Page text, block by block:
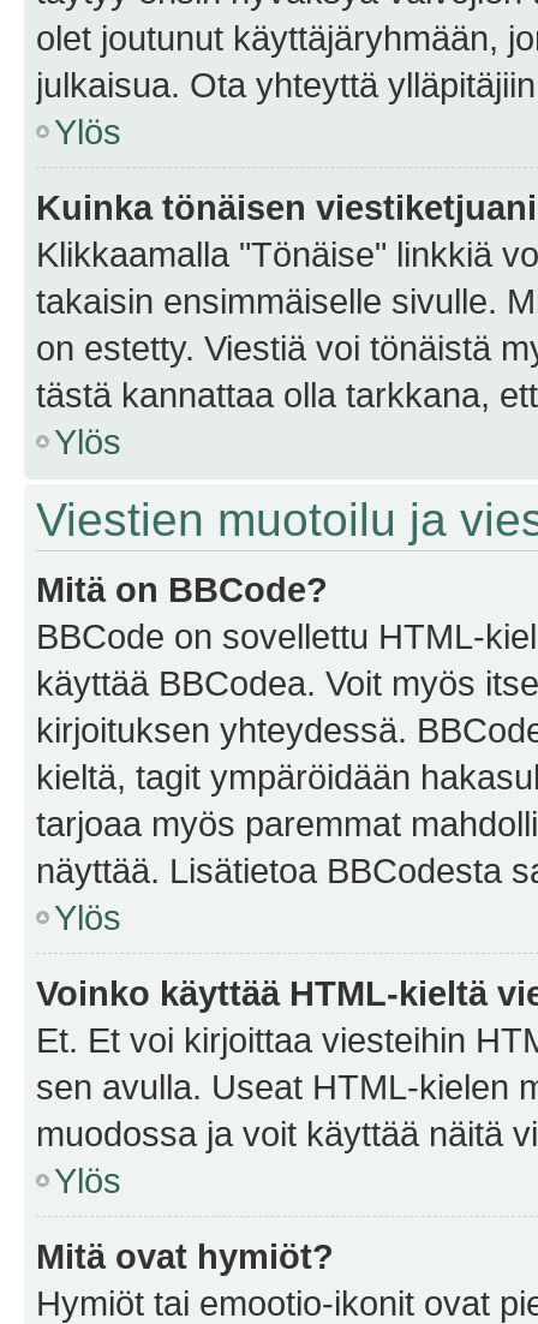
olet joutunut käyttäjäryhmään,
julkaisua. Ota yhteyttä
Ylös
Kuinka tönäisen
Klikkaamalla "Tönäise" linkkiä
takaisin ensimmäiselle sivulle.
on estetty. Viestiä voi tönäistä
tästä kannattaa olla tarkkana,
Ylös
Viestien muotoilu ja
Mitä on BBCode?
BBCode on sovellettu HTML-
käyttää BBCodea. Voit myös
kirjoituksen yhteydessä.
kieltä, tagit ympäröidään
tarjoaa myös paremmat
näyttää. Lisätietoa BBCodesta
Ylös
Voinko käyttää HTML-kieltä
Et. Et voi kirjoittaa viesteihin
sen avulla. Useat HTML-kielen
muodossa ja voit käyttää näitä
Ylös
Mitä ovat hymiöt?
Hymiöt tai emootio-ikonit ovat